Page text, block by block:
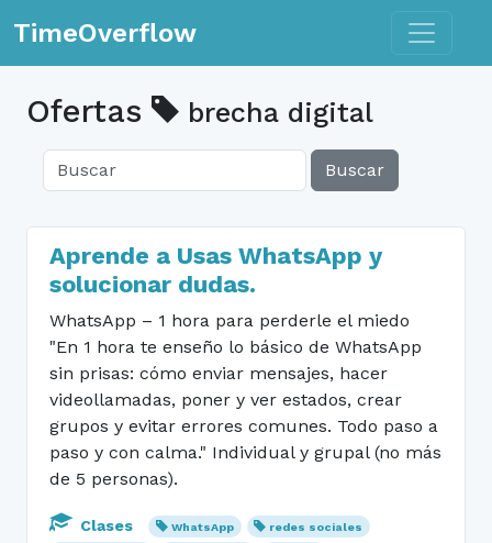
TimeOverflow Toggle
Ofertas brecha digital
Buscar
Aprende a Usas WhatsApp y
solucionar dudas.
WhatsApp – 1 hora para perderle el miedo
"En 1 hora te enseño lo básico de WhatsApp
sin prisas: cómo enviar mensajes, hacer
videollamadas, poner y ver estados, crear
grupos y evitar errores comunes. Todo paso a
paso y con calma." Individual y grupal (no más
de 5 personas).
Clases WhatsApp
redes sociales